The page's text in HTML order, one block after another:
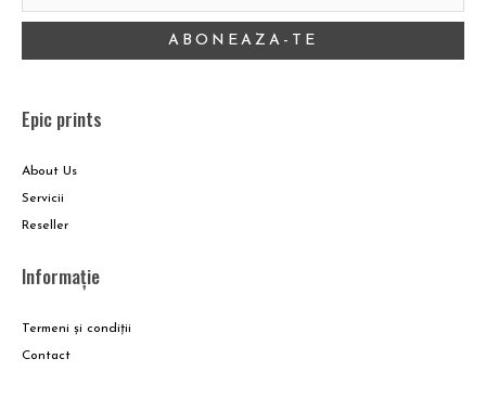
Epic prints
About Us
Servicii
Reseller
Informație
Termeni și condiții
Contact